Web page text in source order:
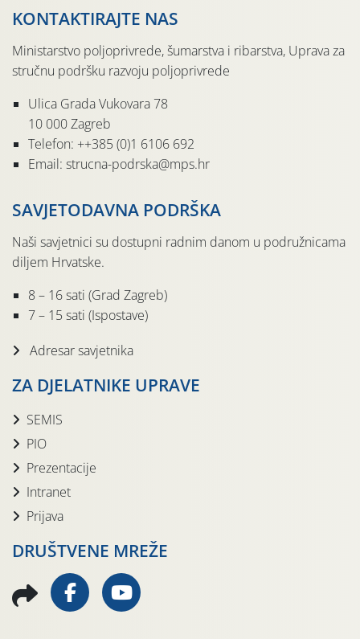
KONTAKTIRAJTE NAS
Ministarstvo poljoprivrede, šumarstva i ribarstva, Uprava za
stručnu podršku razvoju poljoprivrede
Ulica Grada Vukovara 78
10 000 Zagreb
Telefon: ++385 (0)1 6106 692
Email: strucna-podrska@mps.hr
SAVJETODAVNA PODRŠKA
Naši savjetnici su dostupni radnim danom u podružnicama
diljem Hrvatske.
8 – 16 sati (Grad Zagreb)
7 – 15 sati (Ispostave)
Adresar savjetnika
ZA DJELATNIKE UPRAVE
SEMIS
PIO
Prezentacije
Intranet
Prijava
DRUŠTVENE MREŽE